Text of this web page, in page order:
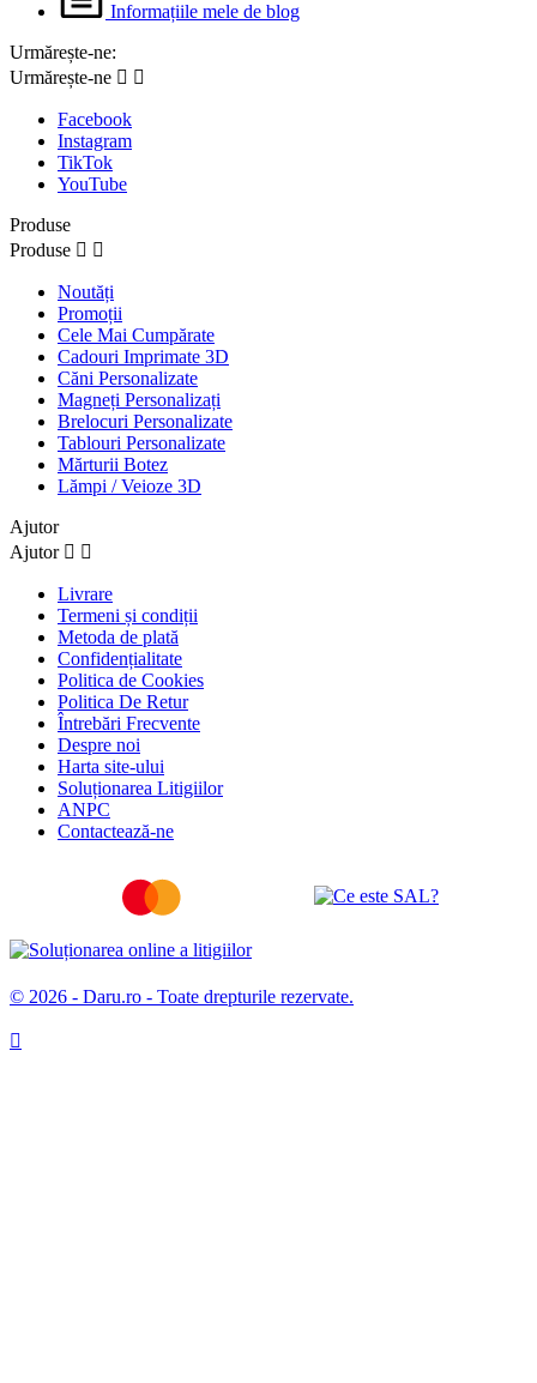
Informațiile mele de blog
Urmărește-ne:
Urmărește-ne  
Facebook
Instagram
TikTok
YouTube
Produse
Produse  
Noutăți
Promoții
Cele Mai Cumpărate
Cadouri Imprimate 3D
Căni Personalizate
Magneți Personalizați
Brelocuri Personalizate
Tablouri Personalizate
Mărturii Botez
Lămpi / Veioze 3D
Ajutor
Ajutor  
Livrare
Termeni și condiții
Metoda de plată
Confidențialitate
Politica de Cookies
Politica De Retur
Întrebări Frecvente
Despre noi
Harta site-ului
Soluționarea Litigiilor
ANPC
Contactează-ne
© 2026 - Daru.ro - Toate drepturile rezervate.
